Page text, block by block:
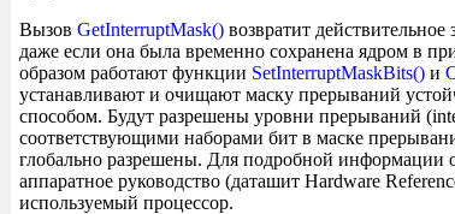
Вызов GetInterruptMask() возвратит
даже если она была временно сохранена ядром в
образом работают функции SetInterruptMaskBits() и
устанавливают и очищают маску прерываний
способом. Будут разрешены уровни прерываний
соответствующими наборами бит в маске
глобально разрешены. Для подробной информации
аппаратное руководство (даташит Hardware
используемый процессор.